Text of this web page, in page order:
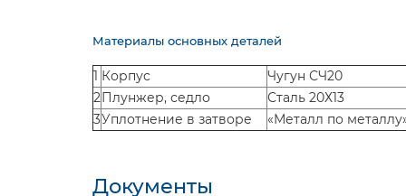
Материалы основных деталей
1 Корпус
Чугун СЧ20
2Плунжер, седло
Сталь 20Х13
3Уплотнение в затворе «Металл по
Документы